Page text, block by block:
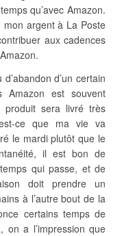
qu’avec Amazon.
argent à La Poste
aux cadences
d’un certain
Amazon est souvent
sera livré très
ce que ma vie va
le mardi plutôt que le
il est bon de
qui passe, et de
doit prendre un
à l’autre bout de la
certains temps de
a l’impression que